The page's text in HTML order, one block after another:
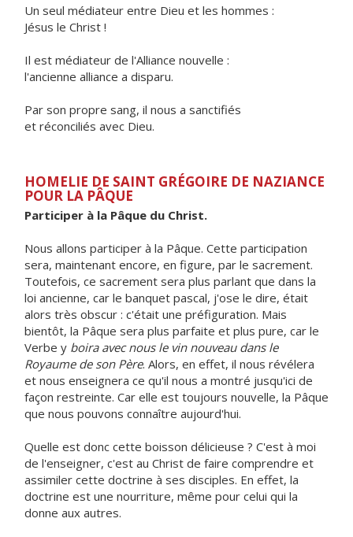
Un seul médiateur entre Dieu et les hommes :
Jésus le Christ !
Il est médiateur de l'Alliance nouvelle :
l'ancienne alliance a disparu.
Par son propre sang, il nous a sanctifiés
et réconciliés avec Dieu.
HOMELIE DE SAINT GRÉGOIRE DE NAZIANCE
POUR LA PÂQUE
Participer à la Pâque du Christ.
Nous allons participer à la Pâque. Cette participation
sera, maintenant encore, en figure, par le sacrement.
Toutefois, ce sacrement sera plus parlant que dans la
loi ancienne, car le banquet pascal, j'ose le dire, était
alors très obscur : c'était une préfiguration. Mais
bientôt, la Pâque sera plus parfaite et plus pure, car le
Verbe y boira avec nous le vin nouveau dans le
Royaume de son Père. Alors, en effet, il nous révélera
et nous enseignera ce qu'il nous a montré jusqu'ici de
façon restreinte. Car elle est toujours nouvelle, la Pâque
que nous pouvons connaître aujourd'hui.
Quelle est donc cette boisson délicieuse ? C'est à moi
de l'enseigner, c'est au Christ de faire comprendre et
assimiler cette doctrine à ses disciples. En effet, la
doctrine est une nourriture, même pour celui qui la
donne aux autres.